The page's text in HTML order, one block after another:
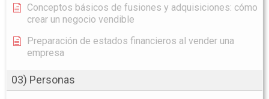
Conceptos básicos de fusiones y adquisiciones: cómo
crear un negocio vendible
Preparación de estados financieros al vender una
empresa
03) Personas